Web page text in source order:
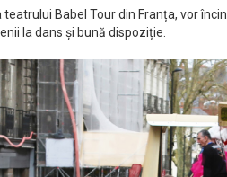
Babel Tour din Franța, vor
la dans și bună dispoziție.